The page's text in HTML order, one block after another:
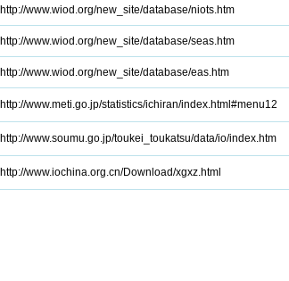
http://www.wiod.org/new_site/database/niots.htm
http://www.wiod.org/new_site/database/seas.htm
http://www.wiod.org/new_site/database/eas.htm
http://www.meti.go.jp/statistics/ichiran/index.html#menu12
http://www.soumu.go.jp/toukei_toukatsu/data/io/index.htm
http://www.iochina.org.cn/Download/xgxz.html